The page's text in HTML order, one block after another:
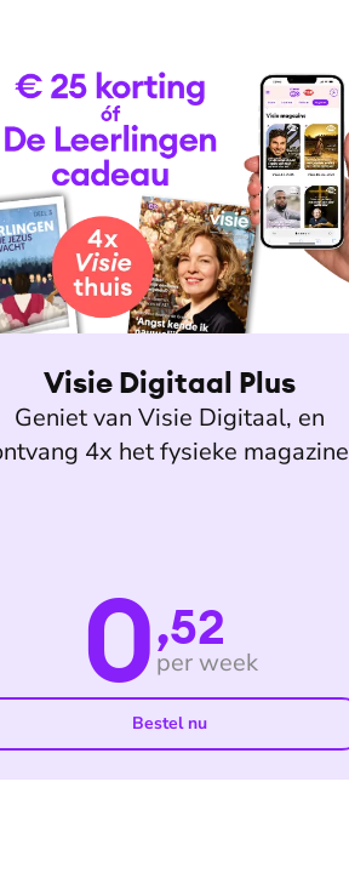
Visie Digitaal Plus
Geniet van Visie Digitaal, en
4x het fysieke magazine
0,52
per week
Bestel nu